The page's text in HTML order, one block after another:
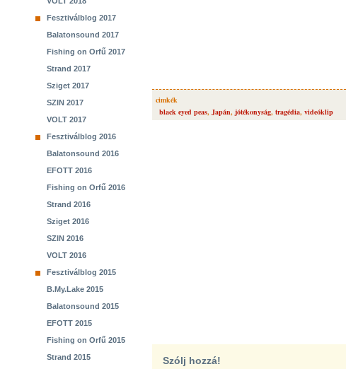
Fesztiválblog 2017
Balatonsound 2017
Fishing on Orfű 2017
Strand 2017
Sziget 2017
SZIN 2017
VOLT 2017
Fesztiválblog 2016
Balatonsound 2016
EFOTT 2016
Fishing on Orfű 2016
Strand 2016
Sziget 2016
SZIN 2016
VOLT 2016
Fesztiválblog 2015
B.My.Lake 2015
Balatonsound 2015
EFOTT 2015
Fishing on Orfű 2015
Strand 2015
cimkék
black eyed peas, Japán, jótékonyság, tragédia, videóklip
Szólj hozzá!